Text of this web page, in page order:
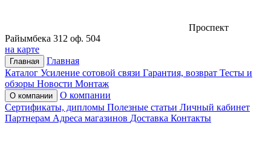
Проспект
Райымбека 312 оф. 504
на карте
Главная
Главная
Каталог Усиление сотовой связи Гарантия, возврат Тесты и
обзоры Новости Монтаж
О компании
О компании
Сертификаты, дипломы Полезные статьи Личный кабинет
Партнерам Адреса магазинов Доставка Контакты